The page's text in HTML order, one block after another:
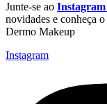
Junte-se ao Instagram
novidades e conheça o
Dermo Makeup
Instagram